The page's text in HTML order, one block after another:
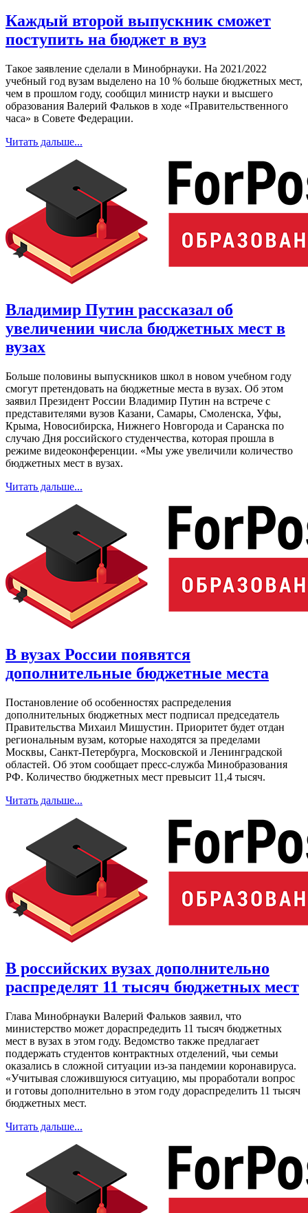
Каждый второй выпускник сможет
поступить на бюджет в вуз
Такое заявление сделали в Минобрнауки. На 2021/2022
учебный год вузам выделено на 10 % больше бюджетных мест,
чем в прошлом году, сообщил министр науки и высшего
образования Валерий Фальков в ходе «Правительственного
часа» в Совете Федерации.
Читать дальше...
Владимир Путин рассказал об
увеличении числа бюджетных мест в
вузах
Больше половины выпускников школ в новом учебном году
смогут претендовать на бюджетные места в вузах. Об этом
заявил Президент России Владимир Путин на встрече с
представителями вузов Казани, Самары, Смоленска, Уфы,
Крыма, Новосибирска, Нижнего Новгорода и Саранска по
случаю Дня российского студенчества, которая прошла в
режиме видеоконференции. «Мы уже увеличили количество
бюджетных мест в вузах.
Читать дальше...
В вузах России появятся
дополнительные бюджетные места
Постановление об особенностях распределения
дополнительных бюджетных мест подписал председатель
Правительства Михаил Мишустин. Приоритет будет отдан
региональным вузам, которые находятся за пределами
Москвы, Санкт-Петербурга, Московской и Ленинградской
областей. Об этом сообщает пресс-служба Минобразования
РФ. Количество бюджетных мест превысит 11,4 тысяч.
Читать дальше...
В российских вузах дополнительно
распределят 11 тысяч бюджетных мест
Глава Минобрнауки Валерий Фальков заявил, что
министерство может дораспредедить 11 тысяч бюджетных
мест в вузах в этом году. Ведомство также предлагает
поддержать студентов контрактных отделений, чьи семьи
оказались в сложной ситуации из-за пандемии коронавируса.
«Учитывая сложившуюся ситуацию, мы проработали вопрос
и готовы дополнительно в этом году дораспределить 11 тысяч
бюджетных мест.
Читать дальше...